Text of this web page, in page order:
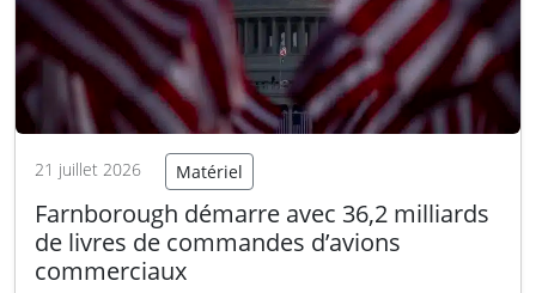
21 juillet 2026 Matériel
Farnborough démarre avec 36,2 milliards
de livres de commandes d’avions
commerciaux